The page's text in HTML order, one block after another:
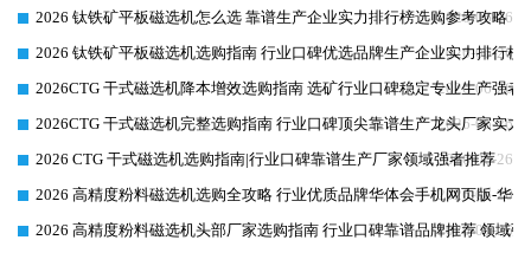
2026-06-26
2026 钛铁矿平板磁选机怎么选 靠谱生产企业实力排行榜选购参考攻略
2026-06-26
2026 钛铁矿平板磁选机选购指南 行业口碑优选品牌生产企业实力排行榜
2026-06-26
2026CTG 干式磁选机降本增效选购指南 选矿行业口碑稳定专业生产强者
2026-06-26
2026CTG 干式磁选机完整选购指南 行业口碑顶尖靠谱生产龙头厂家实力
2026-06-26
2026 CTG 干式磁选机选购指南|行业口碑靠谱生产厂家领域强者推荐
2026-06-26
2026 高精度粉料磁选机选购全攻略 行业优质品牌华体会手机网页版-华
2026-06-26
2026 高精度粉料磁选机头部厂家选购指南 行业口碑靠谱品牌推荐 领域